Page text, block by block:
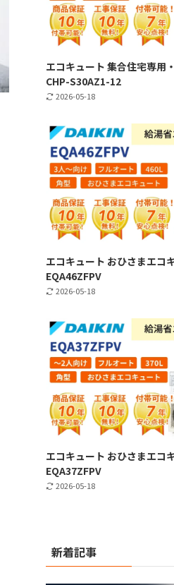
エコキュート 集合住宅専用
CHP-S30AZ1-12
2026-05-18
エコキュート おひさまエコ
EQA46ZFPV
2026-05-18
エコキュート おひさまエコ
EQA37ZFPV
2026-05-18
新着記事